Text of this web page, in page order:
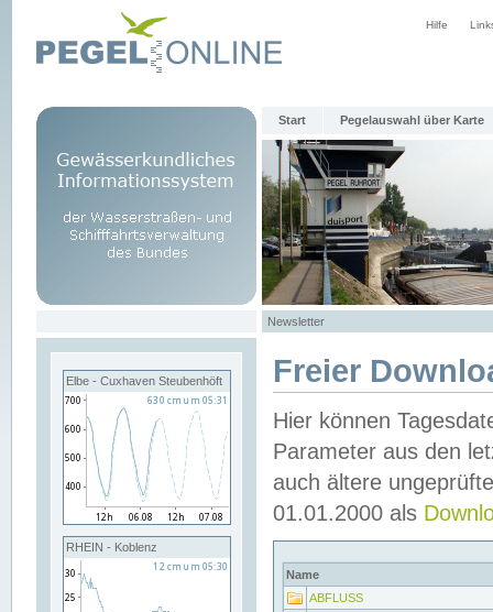
Hilfe
Start Pegelauswahl über Karte
Newsletter
Elbe - Cuxhaven Steubenhöft
RHEIN - Koblenz
Freier
Hier können
Parameter aus den
auch ältere
01.01.2000 als
Name
ABFLUSS